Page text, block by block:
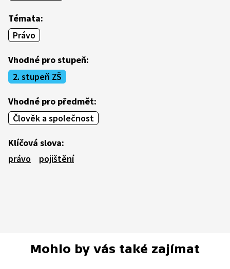
Témata:
Právo
Vhodné pro stupeň:
2. stupeň ZŠ
Vhodné pro předmět:
Člověk a společnost
Klíčová slova:
právo
pojištění
Mohlo by vás také zajímat